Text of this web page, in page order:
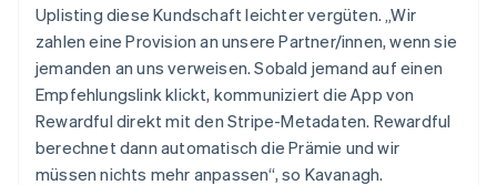
Uplisting diese Kundschaft leichter vergüten. „Wir
zahlen eine Provision an unsere Partner/innen, wenn sie
jemanden an uns verweisen. Sobald jemand auf einen
Empfehlungslink klickt, kommuniziert die App von
Rewardful direkt mit den Stripe-Metadaten. Rewardful
berechnet dann automatisch die Prämie und wir
müssen nichts mehr anpassen“, so Kavanagh.